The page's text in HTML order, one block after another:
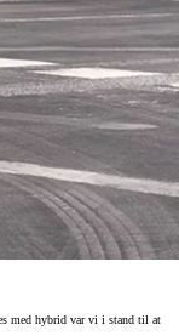
med hybrid var vi i stand til at